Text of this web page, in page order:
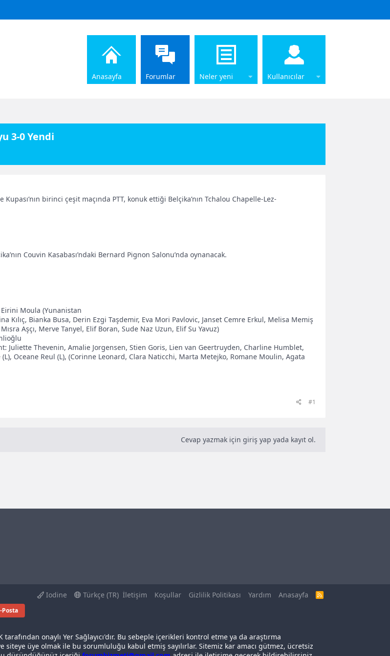
Anasayfa Forumlar Neler yeni Kullanıcılar
3-0 Yendi
birinci çeşit maçında PTT, konuk ettiği Belçika’nın Tchalou Chapelle-Lez-
Couvin Kasabası’ndaki Bernard Pignon Salonu’nda oynanacak.
Moula (Yunanistan
Kılıç, Bianka Busa, Derin Ezgi Taşdemir, Eva Mori Pavlovic, Janset Cemre Erkul, Melisa Memiş
Aşçı, Merve Tanyel, Elif Boran, Sude Naz Uzun, Elif Su Yavuz)
Juliette Thevenin, Amalie Jorgensen, Stien Goris, Lien van Geertruyden, Charline Humblet,
(L), Oceane Reul (L), (Corinne Leonard, Clara Naticchi, Marta Metejko, Romane Moulin, Agata
#1
Cevap yazmak için giriş yap yada kayıt ol.
Iodine Türkçe (TR) İletişim Koşullar Gizlilik Politikası Yardım Anasayfa
R
Posta
tarafından onaylı Yer Sağlayıcı'dır. Bu sebeple içerikleri kontrol etme ya da araştırma
üye olmak ile bu sorumluluğu kabul etmiş sayılırlar. Sitemiz kar amacı gütmez, ücretsiz